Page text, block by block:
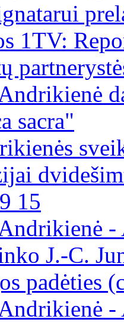
1TV:
sacra"
15
J.-C.
padėties